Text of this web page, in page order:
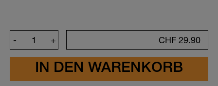
+
- CHF 29.90